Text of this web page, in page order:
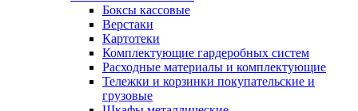
Боксы кассовые
Верстаки
Картотеки
Комплектующие гардеробных систем
Расходные материалы и комплектующие
Тележки и корзинки покупательские и
грузовые